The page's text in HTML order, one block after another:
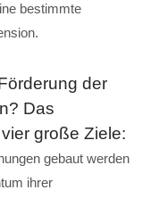
bestimmte
der
Das
große Ziele:
gebaut werden
ihrer